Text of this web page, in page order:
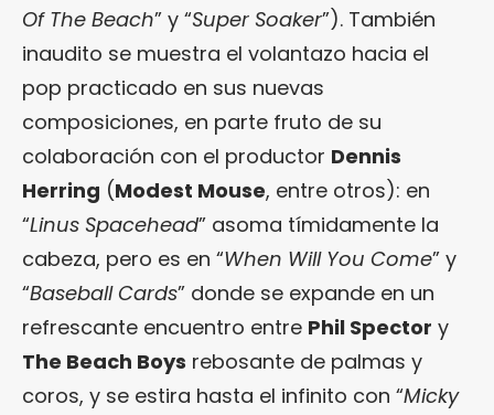
Of The Beach” y “Super Soaker”). También
inaudito se muestra el volantazo hacia el
pop practicado en sus nuevas
composiciones, en parte fruto de su
colaboración con el productor Dennis
Herring (Modest Mouse, entre otros): en
“Linus Spacehead” asoma tímidamente la
cabeza, pero es en “When Will You Come” y
“Baseball Cards” donde se expande en un
refrescante encuentro entre Phil Spector y
The Beach Boys rebosante de palmas y
coros, y se estira hasta el infinito con “Micky